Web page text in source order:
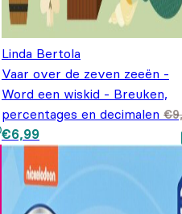
Linda Bertola
Vaar over de zeven zeeën -
Word een wiskid - Breuken,
percentages en decimalen €
Oorspronkelijke prijs was:
€9,99.
€6,99Huidige prijs is: €6,99.